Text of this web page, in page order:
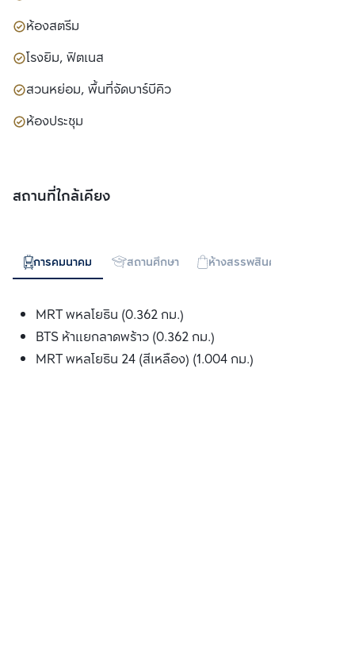
ห้องสตรีม
โรงยิม, ฟิตเนส
สวนหย่อม, พื้นที่จัดบาร์บีคิว
ห้องประชุม
สถานที่ใกล้เคียง
การคมนาคม สถานศึกษา ห้างสรรพสินค้า
MRT พหลโยธิน (0.362 กม.)
BTS ห้าแยกลาดพร้าว (0.362 กม.)
MRT พหลโยธิน 24 (สีเหลือง) (1.004 กม.)